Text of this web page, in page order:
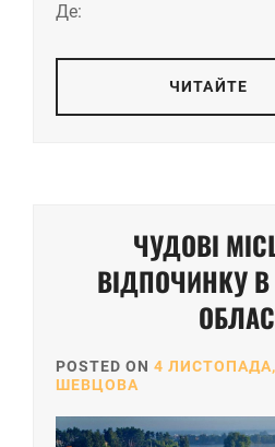
Де:
ЧИТАЙТЕ
ЧУДОВІ
ВІДПОЧИНКУ В
POSTED ON 4 ЛИСТОПАДА,
ШЕВЦОВА